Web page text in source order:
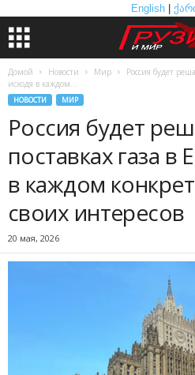
English
Домой Новости Мир
Россия будет
исходя в каждом...
НОВОСТИ МИР
Россия будет
поставках газа в
в каждом
своих интересов
20 мая, 2026